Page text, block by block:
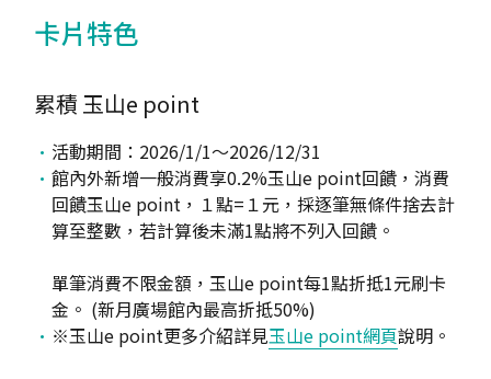
卡片特色
累積 玉山e point
活動期間：2026/1/1〜2026/12/31
館內外新增一般消費享0.2%玉山e point回饋，消費
回饋玉山e point，１點=１元，採逐筆無條件捨去計
算至整數，若計算後未滿1點將不列入回饋。
單筆消費不限金額，玉山e point每1點折抵1元刷卡
金。 (新月廣場館內最高折抵50%)
※玉山e point更多介紹詳見玉山e point網頁說明。